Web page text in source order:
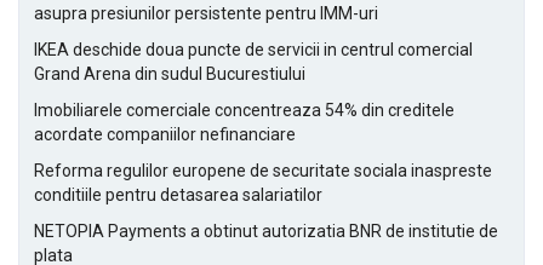
asupra presiunilor persistente pentru IMM-uri
IKEA deschide doua puncte de servicii in centrul comercial
Grand Arena din sudul Bucurestiului
Imobiliarele comerciale concentreaza 54% din creditele
acordate companiilor nefinanciare
Reforma regulilor europene de securitate sociala inaspreste
conditiile pentru detasarea salariatilor
NETOPIA Payments a obtinut autorizatia BNR de institutie de
plata